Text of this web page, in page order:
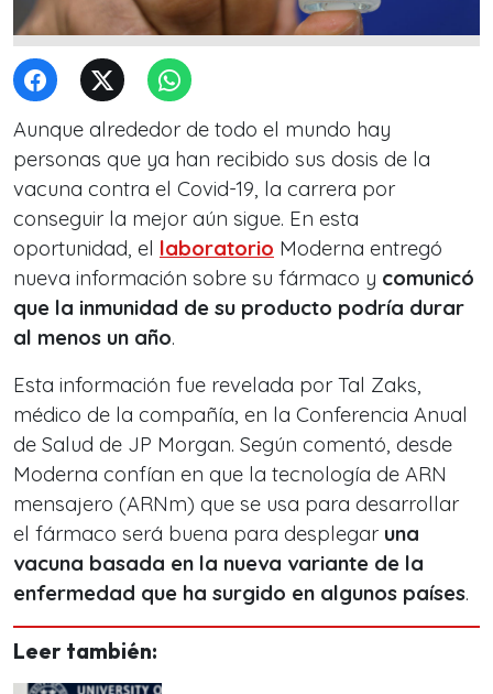
Aunque alrededor de todo el mundo hay
personas que ya han recibido sus dosis de la
vacuna contra el Covid-19, la carrera por
conseguir la mejor aún sigue. En esta
oportunidad, el laboratorio Moderna entregó
nueva información sobre su fármaco y comunicó
que la inmunidad de su producto podría durar
al menos un año.
Esta información fue revelada por Tal Zaks,
médico de la compañía, en la Conferencia Anual
de Salud de JP Morgan. Según comentó, desde
Moderna confían en que la tecnología de ARN
mensajero (ARNm) que se usa para desarrollar
el fármaco será buena para desplegar una
vacuna basada en la nueva variante de la
enfermedad que ha surgido en algunos países.
Leer también: